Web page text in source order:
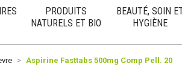
PRODUITS
NATURELS ET BIO
BEAUTÉ, SOIN
HYGIÈNE
Aspirine Fasttabs 500mg Comp Pell. 20